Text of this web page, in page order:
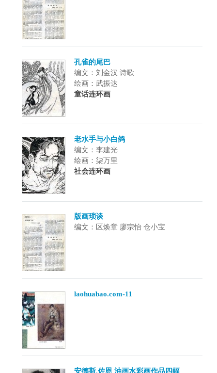
孔雀的尾巴
编文：刘金汉 诗歌
绘画：武振达
童话连环画
老水手与小白鸽
编文：李建光
绘画：柒万里
社会连环画
版画琐谈
编文：区焕章 廖宗怡 仓小宝
laohuabao.com-11
安德斯.佐恩 油画水彩画作品四幅